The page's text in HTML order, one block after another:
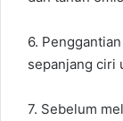
6.
sepanjang ciri
7. Sebelum